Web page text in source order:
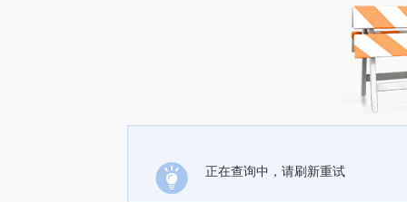
正在查询中，请刷新重试